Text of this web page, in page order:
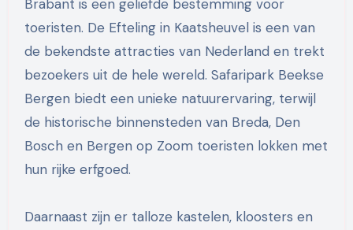
Brabant is een geliefde bestemming voor
toeristen. De Efteling in Kaatsheuvel is een van
de bekendste attracties van Nederland en trekt
bezoekers uit de hele wereld. Safaripark Beekse
Bergen biedt een unieke natuurervaring, terwijl
de historische binnensteden van Breda, Den
Bosch en Bergen op Zoom toeristen lokken met
hun rijke erfgoed.
Daarnaast zijn er talloze kastelen, kloosters en